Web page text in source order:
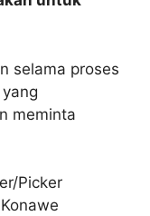
selama proses
meminta
Picker